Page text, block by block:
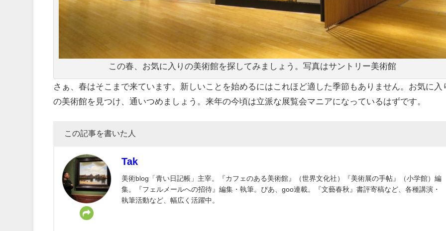
この春、お気に入りの美術館を探してみましょう。写真はサントリー美術館
さぁ、春はそこまで来ています。新しいことを始めるにはこれほど適した季節もありません。お気に入
の美術館を見つけ、通いつめましょう。来年の今頃は立派な展覧会マニアになっているはずです。
この記事を書いた人
Tak
美術blog「青い日記帳」主宰。『カフェのある美術館』（世界文化社）『美術展の手帖』（小学館）編
集。『フェルメールへの招待』編集・執筆。ぴあ、goo連載。『文藝春秋』書評寄稿など、各種講演・
執筆活動など、幅広く活躍中。